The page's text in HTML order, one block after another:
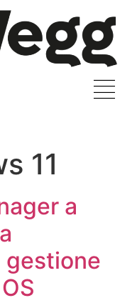
11
a
gestione